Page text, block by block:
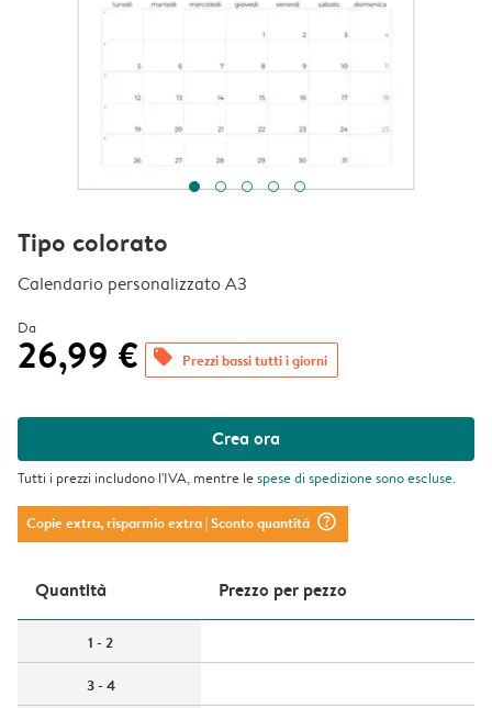
Tipo colorato
Calendario personalizzato A3
Da
26,99 € offers Prezzi bassi tutti i giorni
Crea ora
Tutti i prezzi includono l'IVA, mentre lespese di spedizionesono escluse.
Copie extra, risparmio extra| Sconto quantità question_mark_circle
Quantità Prezzo per pezzo
1 - 2
3 - 4